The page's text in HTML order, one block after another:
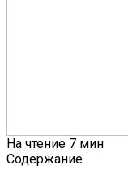
На чтение 7 мин
Содержание